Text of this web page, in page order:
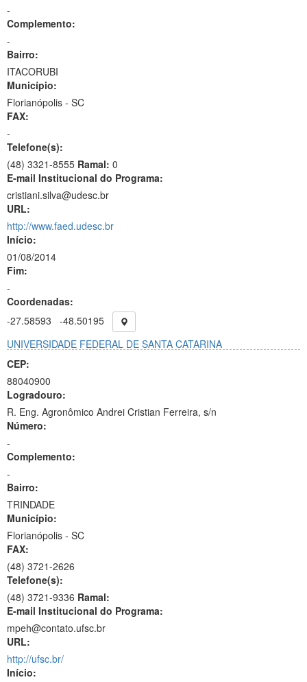
-
Complemento:
-
Bairro:
ITACORUBI
Município:
Florianópolis - SC
FAX:
-
Telefone(s):
(48) 3321-8555 Ramal: 0
E-mail Institucional do Programa:
cristiani.silva@udesc.br
URL:
http://www.faed.udesc.br
Início:
01/08/2014
Fim:
-
Coordenadas:
-27.58593
-48.50195
UNIVERSIDADE FEDERAL DE SANTA CATARINA
CEP:
88040900
Logradouro:
R. Eng. Agronômico Andrei Cristian Ferreira, s/n
Número:
-
Complemento:
-
Bairro:
TRINDADE
Município:
Florianópolis - SC
FAX:
(48) 3721-2626
Telefone(s):
(48) 3721-9336 Ramal:
E-mail Institucional do Programa:
mpeh@contato.ufsc.br
URL:
http://ufsc.br/
Início: